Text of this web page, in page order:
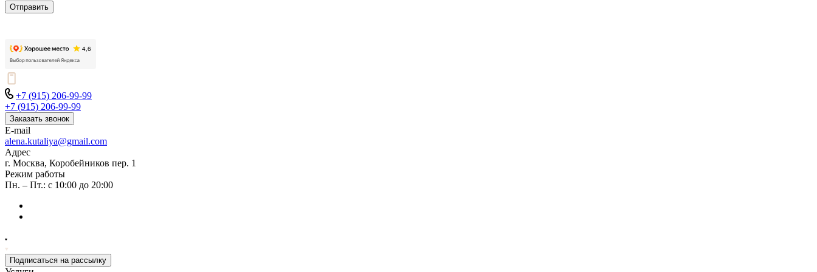
Отправить
+7 (915) 206-99-99
+7 (915) 206-99-99
Заказать звонок
E-mail
alena.kutaliya@gmail.com
Адрес
г. Москва, Коробейников пер. 1
Режим работы
Пн. – Пт.: с 10:00 до 20:00
Подписаться на рассылку